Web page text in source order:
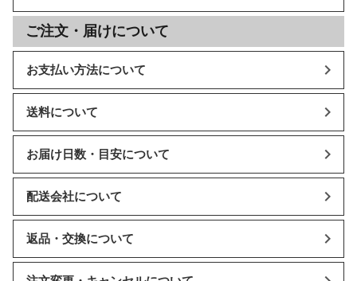
ご注文・届けについて
お支払い方法について
送料について
お届け日数・目安について
配送会社について
返品・交換について